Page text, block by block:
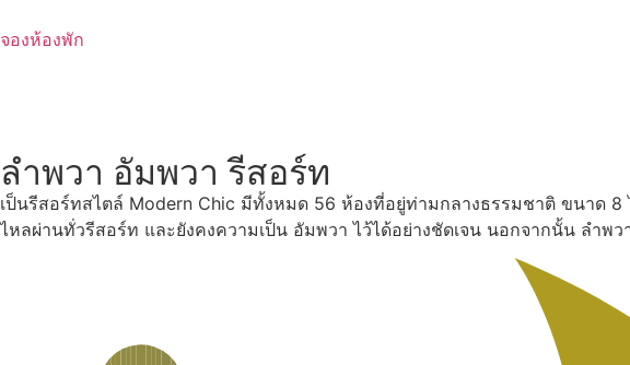
to
จองห้องพัก
ลำพวา อัมพวา รีสอร์ท
เป็นรีสอร์ทสไตล์ Modern Chic มีทั้งหมด 56 ห้องที่อยู่ท่ามกลางธรรมชาติ ขนาด
ไหลผ่านทั่วรีสอร์ท และยังคงความเป็น อัมพวา ไว้ได้อย่างชัดเจน นอกจากนั้น ลำพ